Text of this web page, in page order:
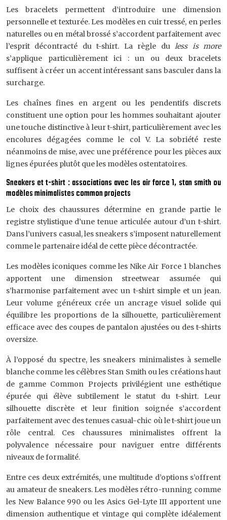
Les bracelets permettent d’introduire une dimension
personnelle et texturée. Les modèles en cuir tressé, en perles
naturelles ou en métal brossé s’accordent parfaitement avec
l’esprit décontracté du t-shirt. La règle duless is more
s’applique particulièrement ici : un ou deux bracelets
suffisent à créer un accent intéressant sans basculer dans la
surcharge.
Les chaînes fines en argent ou les pendentifs discrets
constituent une option pour les hommes souhaitant ajouter
une touche distinctive à leur t-shirt, particulièrement avec les
encolures dégagées comme le col V. La sobriété reste
néanmoins de mise, avec une préférence pour les pièces aux
lignes épurées plutôt que les modèles ostentatoires.
Sneakers et t-shirt : associations avec les air force 1, stan smith ou
modèles minimalistes common projects
Le choix des chaussures détermine en grande partie le
registre stylistique d’une tenue articulée autour d’un t-shirt.
Dans l’univers casual, les sneakers s’imposent naturellement
comme le partenaire idéal de cette pièce décontractée.
Les modèles iconiques comme les Nike Air Force 1 blanches
apportent une dimension streetwear assumée qui
s’harmonise parfaitement avec un t-shirt simple et un jean.
Leur volume généreux crée un ancrage visuel solide qui
équilibre les proportions de la silhouette, particulièrement
efficace avec des coupes de pantalon ajustées ou des t-shirts
oversize.
À l’opposé du spectre, les sneakers minimalistes à semelle
blanche comme les célèbres Stan Smith ou les créations haut
de gamme Common Projects privilégient une esthétique
épurée qui élève subtilement le statut du t-shirt. Leur
silhouette discrète et leur finition soignée s’accordent
parfaitement avec des tenues casual-chic où le t-shirt joue un
rôle central. Ces chaussures minimalistes offrent la
polyvalence nécessaire pour naviguer entre différents
niveaux de formalité.
Entre ces deux extrémités, une multitude d’options s’offrent
au amateur de sneakers. Les modèles rétro-running comme
les New Balance 990 ou les Asics Gel-Lyte III apportent une
dimension authentique et vintage qui complète idéalement